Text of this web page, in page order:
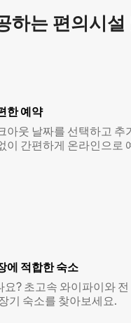
하는 편의시설
한 예약
아웃 날짜를 선택하고 추
이 간편하게 온라인으로
에 적합한 숙소
? 초고속 와이파이와 전
기 숙소를 찾아보세요.